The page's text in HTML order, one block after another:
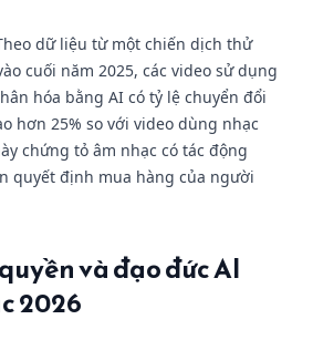
dữ liệu từ một chiến dịch thử
cuối năm 2025, các video sử dụng
hóa bằng AI có tỷ lệ chuyển đổi
hơn 25% so với video dùng nhạc
chứng tỏ âm nhạc có tác động
quyết định mua hàng của người
và đạo đức AI
2026